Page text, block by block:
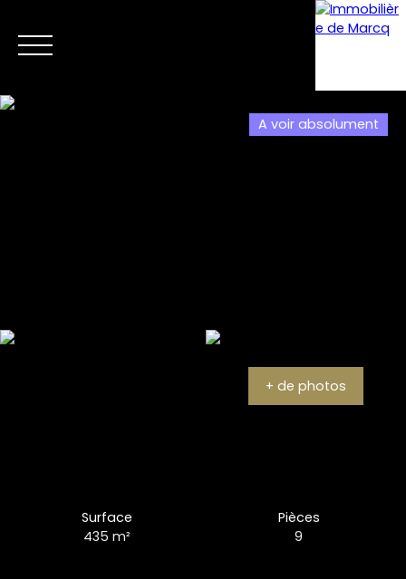
A voir absolument
+ de photos
Surface
435m²
Pièces
9